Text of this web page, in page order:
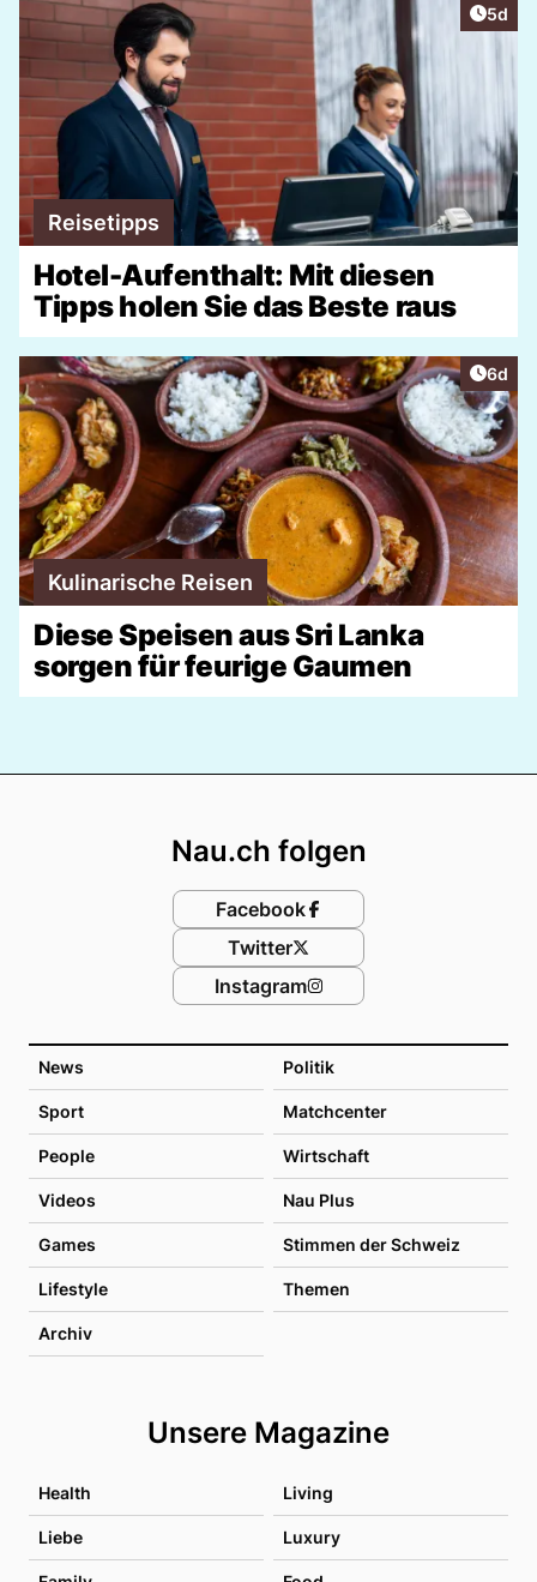
5d
Reisetipps
Hotel-Aufenthalt: Mit diesen
Tipps holen Sie das Beste raus
6d
Kulinarische Reisen
Diese Speisen aus Sri Lanka
sorgen für feurige Gaumen
News Politik
Sport Matchcenter
People Wirtschaft
Videos Nau Plus
Games Stimmen der Schweiz
Lifestyle Themen
Archiv
Unsere Magazine
Health Living
Liebe Luxury
Nau.ch folgen
Facebook
Twitter
Instagram